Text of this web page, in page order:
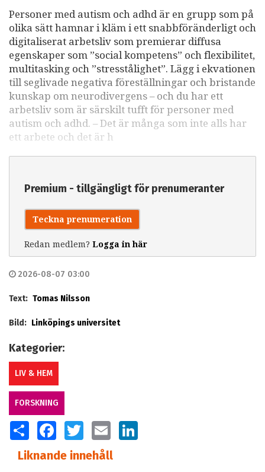
Personer med autism och adhd är en grupp som på
olika sätt hamnar i kläm i ett snabbföränderligt och
digitaliserat arbetsliv som premierar diffusa
egenskaper som ”social kompetens” och flexibilitet,
multitasking och ”stresstålighet”. Lägg i ekvationen
till seglivade negativa föreställningar och bristande
kunskap om neurodivergens – och du har ett
arbetsliv som är särskilt tufft för personer med
autism och adhd. – Det är många som inte alls har
ett arbete och det är h
Premium - tillgängligt för prenumeranter
Teckna prenumeration
Redan medlem? Logga in här
2026-08-07 03:00
Text: Tomas Nilsson
Bild: Linköpings universitet
Kategorier:
LIV & HEM
FORSKNING
SHARE FACEBOOKTWITTER EMAIL
Liknande innehåll